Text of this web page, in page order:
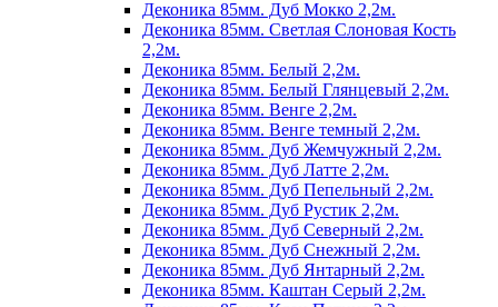
Деконика 85мм. Дуб Мокко 2,2м.
Деконика 85мм. Светлая Слоновая Кость
2,2м.
Деконика 85мм. Белый 2,2м.
Деконика 85мм. Белый Глянцевый 2,2м.
Деконика 85мм. Венге 2,2м.
Деконика 85мм. Венге темный 2,2м.
Деконика 85мм. Дуб Жемчужный 2,2м.
Деконика 85мм. Дуб Латте 2,2м.
Деконика 85мм. Дуб Пепельный 2,2м.
Деконика 85мм. Дуб Рустик 2,2м.
Деконика 85мм. Дуб Северный 2,2м.
Деконика 85мм. Дуб Снежный 2,2м.
Деконика 85мм. Дуб Янтарный 2,2м.
Деконика 85мм. Каштан Серый 2,2м.